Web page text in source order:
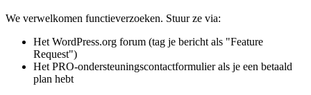
We verwelkomen functieverzoeken. Stuur ze via:
Het WordPress.org forum (tag je bericht als "Feature
Request")
Het PRO-ondersteuningscontactformulier als je een betaald
plan hebt